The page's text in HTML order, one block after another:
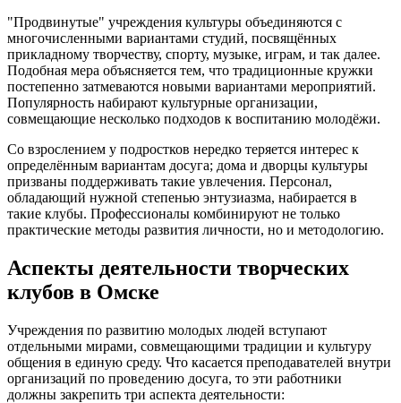
"Продвинутые" учреждения культуры объединяются с
многочисленными вариантами студий, посвящённых
прикладному творчеству, спорту, музыке, играм, и так далее.
Подобная мера объясняется тем, что традиционные кружки
постепенно затмеваются новыми вариантами мероприятий.
Популярность набирают культурные организации,
совмещающие несколько подходов к воспитанию молодёжи.
Со взрослением у подростков нередко теряется интерес к
определённым вариантам досуга; дома и дворцы культуры
призваны поддерживать такие увлечения. Персонал,
обладающий нужной степенью энтузиазма, набирается в
такие клубы. Профессионалы комбинируют не только
практические методы развития личности, но и методологию.
Аспекты деятельности творческих
клубов в Омске
Учреждения по развитию молодых людей вступают
отдельными мирами, совмещающими традиции и культуру
общения в единую среду. Что касается преподавателей внутри
организаций по проведению досуга, то эти работники
должны закрепить три аспекта деятельности: